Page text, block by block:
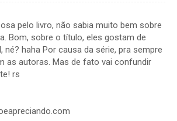
pelo livro, não sabia muito bem sobre
Bom, sobre o título, eles gostam de
né? haha Por causa da série, pra sempre
as autoras. Mas de fato vai confundir
rs